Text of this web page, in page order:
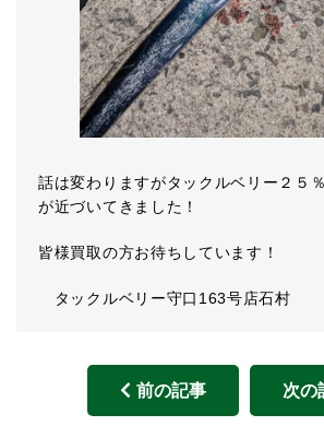
話は変わりますがタックルベリー２５
が近づいてきました！
皆様買取の方お待ちしています！
タックルベリー守口163号店石村
前の記事 次の